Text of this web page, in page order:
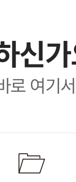
신
로 여기